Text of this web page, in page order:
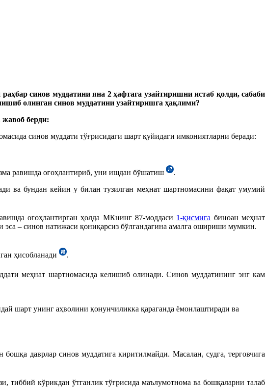
синов муддатини яна 2 ҳафтага узайтиришни истаб қолди, сабаби
олинган синов муддатини узайтиришга ҳақлими?
берди:
синов муддати тўғрисидаги шарт қуйидаги имкониятларни беради:
равишда огоҳлантириб, уни ишдан бўшатиш
.
ва бундан кейин у билан тузилган меҳнат шартномасини фақат умумий
огоҳлантирган ҳолда МКнинг 87-моддаси 1-қисмига биноан меҳнат
– синов натижаси қониқарсиз бўлгандагина амалга ошириши мумкин.
ҳисобланади
.
меҳнат шартномасида келишиб олинади. Синов муддатининг энг кам
шарт унинг аҳволини қонунчиликка қараганда ёмонлаштиради ва
даврлар синов муддатига киритилмайди. Масалан, судга, терговчига
тиббий кўрикдан ўтганлик тўғрисида маълумотнома ва бошқаларни талаб